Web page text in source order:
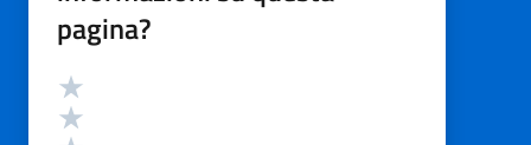
pagina?
Valutazione